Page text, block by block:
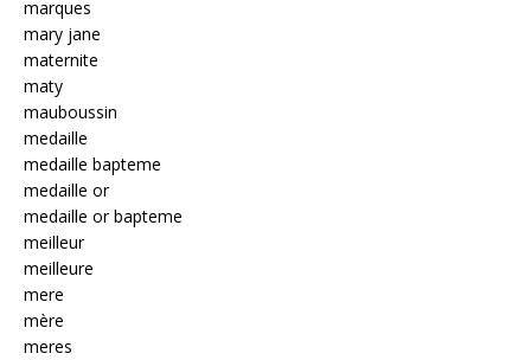
marques
mary jane
maternite
maty
mauboussin
medaille
medaille bapteme
medaille or
medaille or bapteme
meilleur
meilleure
mere
mère
meres